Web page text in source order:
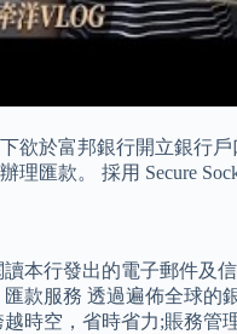
欲於富邦銀行開立銀行
匯款。 採用 Secure
本行發出的電子郵件
款服務 透過遍佈全球
時空，省時省力;賬務管